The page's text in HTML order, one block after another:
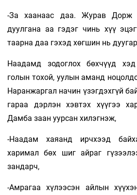
-За хаанаас даа. Журав Дорж
дуулгана аа гэдэг чинь хүү
таарна даа гэхэд хөгшин нь
Наадамд зодоглох бөхчүүд
голын тохой, уулын аманд
Наранжаргал начин үзэгдэхгүй
гараа дэрлэн хэвтэх хүүгээ
Дамба заан уурсан хилэгнэж,
-Наадам хаяанд ирчхээд
харимал бөх шиг айраг
зандарч,
-Амрагаа хүлээсэн айлын